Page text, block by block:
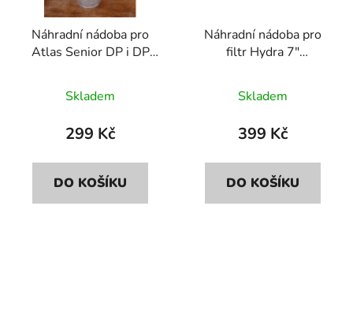
Náhradní nádoba pro
Atlas Senior DP i DP
Skladem
299 Kč
DO KOŠÍKU
Náhradní nádoba pro
filtr Hydra 7"
Skladem
399 Kč
DO KOŠÍKU